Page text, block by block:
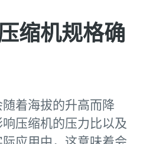
缩机规格确
着海拔的升高而降
压缩机的压力比以及